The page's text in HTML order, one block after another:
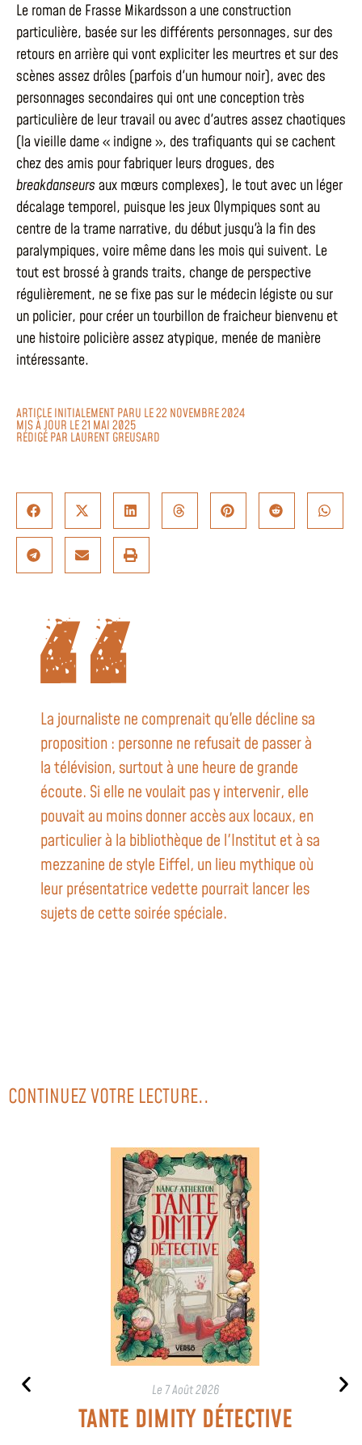
Le roman de Frasse Mikardsson a une construction
particulière, basée sur les différents personnages, sur des
retours en arrière qui vont expliciter les meurtres et sur des
scènes assez drôles (parfois d'un humour noir), avec des
personnages secondaires qui ont une conception très
particulière de leur travail ou avec d'autres assez chaotiques
(la vieille dame « indigne », des trafiquants qui se cachent
chez des amis pour fabriquer leurs drogues, des
breakdanseursaux mœurs complexes), le tout avec un léger
décalage temporel, puisque les jeux Olympiques sont au
centre de la trame narrative, du début jusqu'à la fin des
paralympiques, voire même dans les mois qui suivent. Le
tout est brossé à grands traits, change de perspective
régulièrement, ne se fixe pas sur le médecin légiste ou sur
un policier, pour créer un tourbillon de fraicheur bienvenu et
une histoire policière assez atypique, menée de manière
intéressante.
ARTICLE INITIALEMENT PARU LE 22 NOVEMBRE 2024
MIS À JOUR LE 21 MAI 2025
RÉDIGÉ PAR LAURENT GREUSARD
La journaliste ne comprenait qu'elle décline sa
proposition : personne ne refusait de passer à
la télévision, surtout à une heure de grande
écoute. Si elle ne voulait pas y intervenir, elle
pouvait au moins donner accès aux locaux, en
particulier à la bibliothèque de l'Institut et à sa
mezzanine de style Eiffel, un lieu mythique où
leur présentatrice vedette pourrait lancer les
sujets de cette soirée spéciale.
CONTINUEZ VOTRE LECTURE..
Le 7 Août 2026
TANTE DIMITY DÉTECTIVE